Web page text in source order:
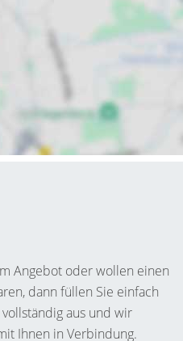
Angebot oder wollen einen
dann füllen Sie einfach
aus und wir
Ihnen in Verbindung.